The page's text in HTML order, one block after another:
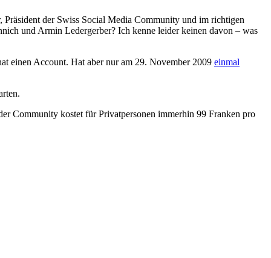
der Swiss Social Media Community und im richtigen
und Armin Ledergerber? Ich kenne leider keinen davon – was
einen Account. Hat aber nur am 29. November 2009 einmal
Community kostet für Privatpersonen immerhin 99 Franken pro